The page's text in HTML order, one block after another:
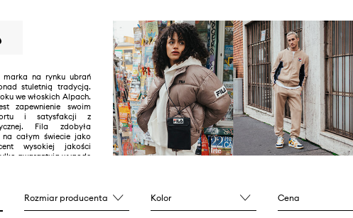
na rynku ubrań
stuletnią tradycją.
we włoskich Alpach.
zapewnienie swoim
i satysfakcji z
Fila zdobyła
na całym świecie jako
wysokiej jakości
gwarantują wygodę
Rozmiar producenta Kolor Cena